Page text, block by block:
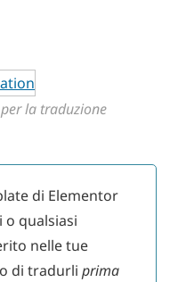
la traduzione
di Elementor
o qualsiasi
nelle tue
di tradurli prima